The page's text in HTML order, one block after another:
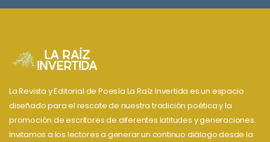
La Revista y Editorial de Poesía La Raíz Invertida es un espacio
diseñado para el rescate de nuestra tradición poética y la
promoción de escritores de diferentes latitudes y generaciones.
Invitamos a los lectores a generar un continuo diálogo desde la